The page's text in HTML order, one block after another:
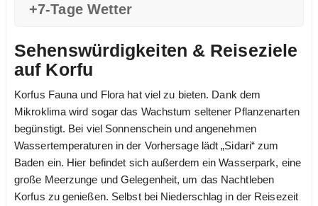
+7-Tage Wetter
Sehenswürdigkeiten & Reiseziele
auf Korfu
Korfus Fauna und Flora hat viel zu bieten. Dank dem
Mikroklima wird sogar das Wachstum seltener Pflanzenarten
begünstigt. Bei viel Sonnenschein und angenehmen
Wassertemperaturen in der Vorhersage lädt „Sidari“ zum
Baden ein. Hier befindet sich außerdem ein Wasserpark, eine
große Meerzunge und Gelegenheit, um das Nachtleben
Korfus zu genießen. Selbst bei Niederschlag in der Reisezeit